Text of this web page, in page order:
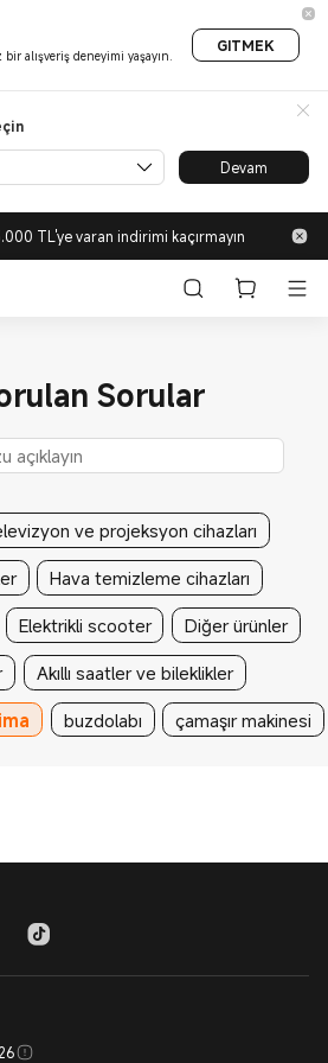
alışveriş deneyimi yaşayın.
GITMEK
Devam
TL'ye varan indirimi kaçırmayın
Sorular
ve projeksyon cihazları
Hava temizleme cihazları
Elektrikli scooter
Diğer ürünler
Akıllı saatler ve bileklikler
buzdolabı çamaşır makinesi